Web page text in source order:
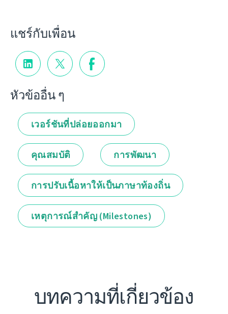
แชร์กับเพื่อน
หัวข้ออื่น ๆ
เวอร์ชันที่ปล่อยออกมา
คุณสมบัติ การพัฒนา
การปรับเนื้อหาให้เป็นภาษาท้องถิ่น
เหตุการณ์สำคัญ (Milestones)
บทความที่เกี่ยวข้อง